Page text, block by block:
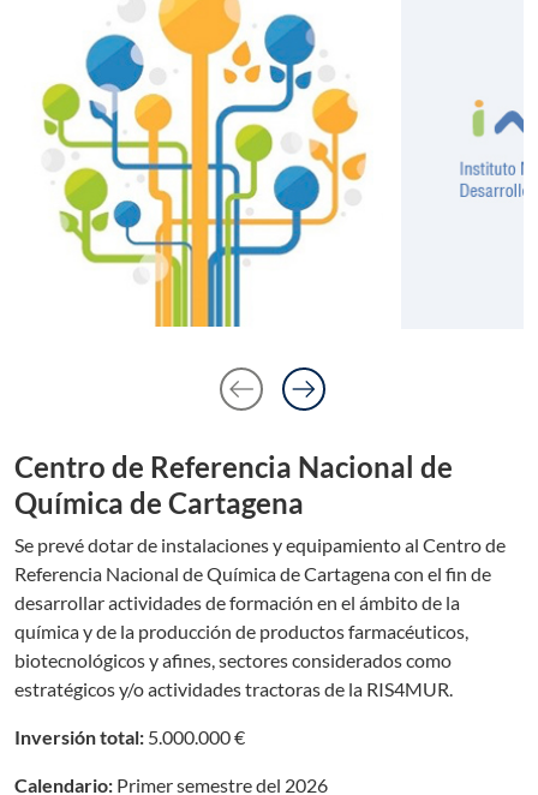
Anterior
arrow_left_alt
Siguiente
arrow_right_alt
Centro de Referencia Nacional de
Química de Cartagena
Se prevé dotar de instalaciones y equipamiento al Centro de
Referencia Nacional de Química de Cartagena con el fin de
desarrollar actividades de formación en el ámbito de la
química y de la producción de productos farmacéuticos,
biotecnológicos y afines, sectores considerados como
estratégicos y/o actividades tractoras de la RIS4MUR.
Inversión total: 5.000.000 €
Calendario: Primer semestre del 2026